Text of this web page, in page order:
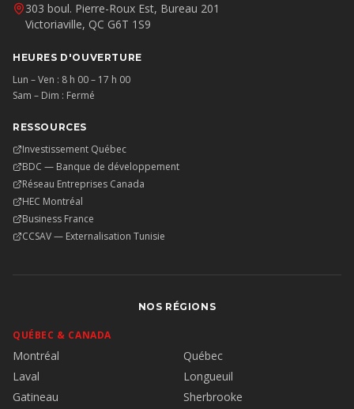
303 boul. Pierre-Roux Est, Bureau 201
Victoriaville, QC G6T 1S9
HEURES D'OUVERTURE
Lun – Ven : 8 h 00 – 17 h 00
Sam – Dim : Fermé
RESSOURCES
Investissement Québec
BDC — Banque de développement
Réseau Entreprises Canada
HEC Montréal
Business France
CCSAV — Externalisation Tunisie
NOS RÉGIONS
QUÉBEC & CANADA
Montréal
Québec
Laval
Longueuil
Gatineau
Sherbrooke